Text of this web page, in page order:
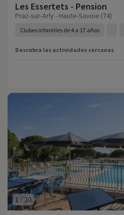
Les Essertets - Pension
Praz-sur-Arly - Haute-Savoie (74)
Clubes infantiles de 4 a 17 años
Descubra las actividades cercanas
1 /20